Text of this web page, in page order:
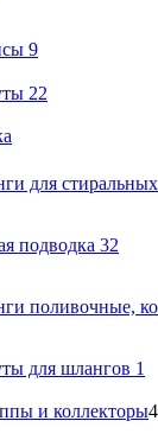
9
22
для
подводка 32
поливочные,
для шлангов 1
и коллекторы4